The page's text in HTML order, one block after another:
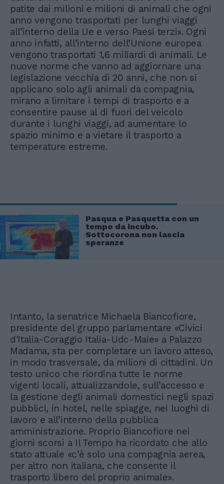
patite dai milioni e milioni di animali che ogni
anno vengono trasportati per lunghi viaggi
all’interno della Ue e verso Paesi terzi». Ogni
anno infatti, all’interno dell’Unione europea
vengono trasportati 1,6 miliardi di animali. Le
nuove norme che vanno ad aggiornare una
legislazione vecchia di 20 anni, che non si
applicano solo agli animali da compagnia,
mirano a limitare i tempi di trasporto e a
consentire pause al di fuori del veicolo
durante i lunghi viaggi, ad aumentare lo
spazio minimo e a vietare il trasporto a
temperature estreme.
Pasqua e Pasquetta con un
tempo da incubo.
Sottocorona non lascia
speranze
Intanto, la senatrice Michaela Biancofiore,
presidente del gruppo parlamentare «Civici
d'Italia-Coraggio Italia-Udc-Maie» a Palazzo
Madama, sta per completare un lavoro atteso,
in modo trasversale, da milioni di cittadini. Un
testo unico che riordina tutte le norme
vigenti locali, attualizzandole, sull’accesso e
la gestione degli animali domestici negli spazi
pubblici, in hotel, nelle spiagge, nei luoghi di
lavoro e all’interno della pubblica
amministrazione. Proprio Biancofiore nei
giorni scorsi a Il Tempo ha ricordato che allo
stato attuale «c’è solo una compagnia aerea,
per altro non italiana, che consente il
trasporto libero del proprio animale».